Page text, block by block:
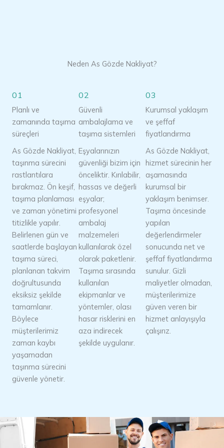
Neden As Gözde Nakliyat?
01
Planlı ve
zamanında taşıma
süreçleri
As Gözde Nakliyat,
taşınma sürecini
rastlantılara
bırakmaz. Ön keşif,
taşıma planlaması
ve zaman yönetimi
titizlikle yapılır.
Belirlenen gün ve
saatlerde başlayan
taşıma süreci,
planlanan takvim
doğrultusunda
eksiksiz şekilde
tamamlanır.
Böylece
müşterilerimiz
zaman kaybı
yaşamadan
taşınma sürecini
güvenle yönetir.
02
Güvenli
ambalajlama ve
taşıma sistemleri
Eşyalarınızın
güvenliği bizim için
önceliktir. Kırılabilir,
hassas ve değerli
eşyalar;
profesyonel
ambalaj
malzemeleri
kullanılarak özel
olarak paketlenir.
Taşıma sırasında
kullanılan
ekipmanlar ve
yöntemler, olası
hasar risklerini en
aza indirecek
şekilde uygulanır.
03
Kurumsal yaklaşım
ve şeffaf
fiyatlandırma
As Gözde Nakliyat,
hizmet sürecinin her
aşamasında
kurumsal bir
yaklaşım benimser.
Taşıma öncesinde
yapılan
değerlendirmeler
sonucunda net ve
şeffaf fiyatlandırma
sunulur. Gizli
maliyetler olmadan,
müşterilerimize
güven veren bir
hizmet anlayışıyla
çalışırız.